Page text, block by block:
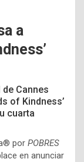
a
Cannes
of Kindness’
cuarta
por POBRES
en anunciar